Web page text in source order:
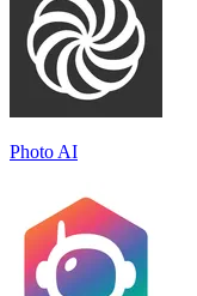
Photo AI